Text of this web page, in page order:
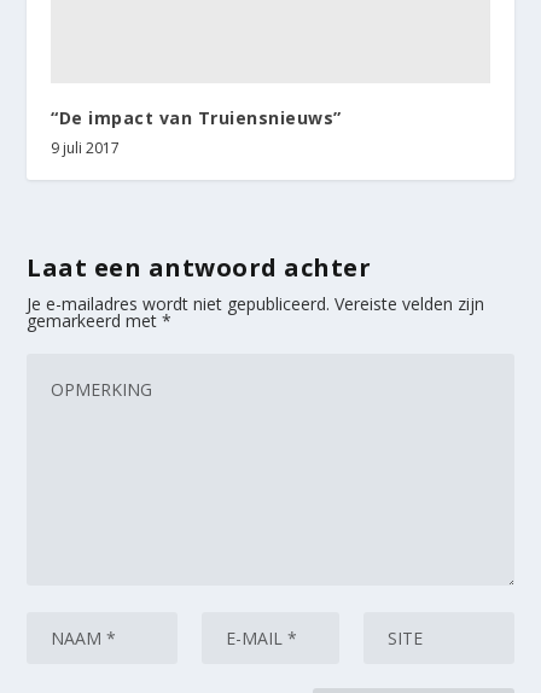
“De impact van Truiensnieuws”
9 juli 2017
Laat een antwoord achter
Je e-mailadres wordt niet gepubliceerd. Vereiste velden zijn
gemarkeerd met*